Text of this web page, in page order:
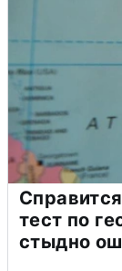
тест по
стыдно